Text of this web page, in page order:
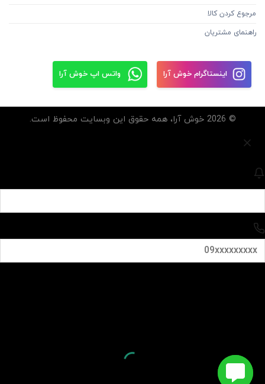
مرجوع کردن کالا
راهنمای مشتریان
اینستاگرام خوش آرا واتس اپ خوش آرا
© 2026 خوش آرا، همه حقوق این وبسایت محفوظ است.